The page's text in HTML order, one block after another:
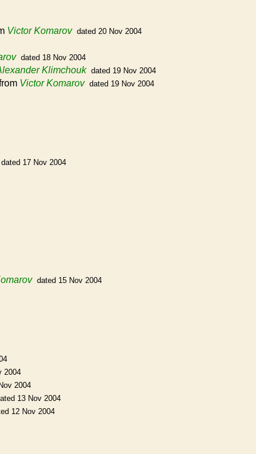
Victor Komarov dated 20 Nov 2004
dated 18 Nov 2004
Klimchouk dated 19 Nov 2004
Victor Komarov dated 19 Nov 2004
dated 17 Nov 2004
dated 15 Nov 2004
2004
2004
13 Nov 2004
12 Nov 2004